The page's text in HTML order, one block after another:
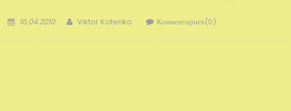
Добавлено
16.04.2010 Автор
Viktor Kotenko Комментариев(0)